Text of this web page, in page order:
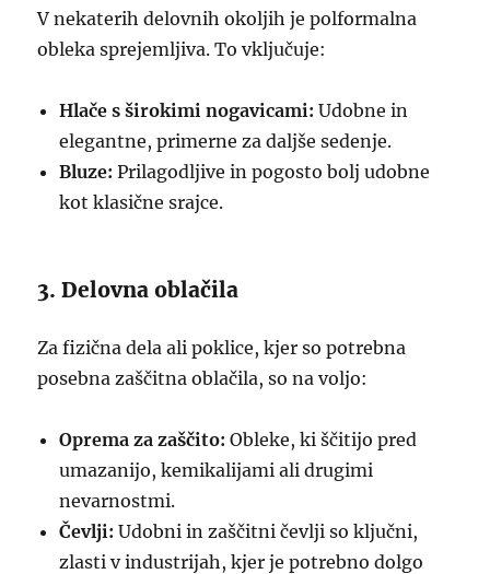
V nekaterih delovnih okoljih je polformalna
obleka sprejemljiva. To vključuje:
Hlače s širokimi nogavicami: Udobne in
elegantne, primerne za daljše sedenje.
Bluze: Prilagodljive in pogosto bolj udobne
kot klasične srajce.
3. Delovna oblačila
Za fizična dela ali poklice, kjer so potrebna
posebna zaščitna oblačila, so na voljo:
Oprema za zaščito: Obleke, ki ščitijo pred
umazanijo, kemikalijami ali drugimi
nevarnostmi.
Čevlji: Udobni in zaščitni čevlji so ključni,
zlasti v industrijah, kjer je potrebno dolgo